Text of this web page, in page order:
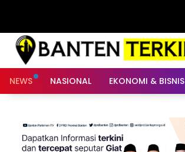
NEWS NASIONAL EKONOMI & BISNIS